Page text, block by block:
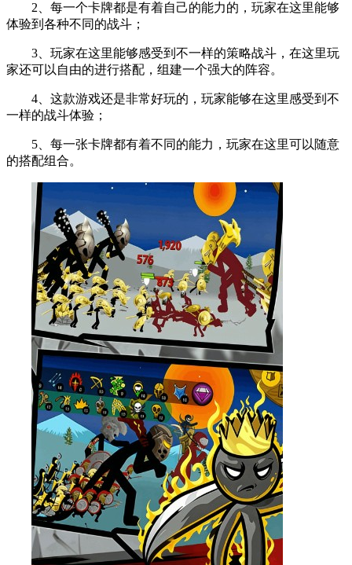
2、每一个卡牌都是有着自己的能力的，玩家在这里能够
体验到各种不同的战斗；
3、玩家在这里能够感受到不一样的策略战斗，在这里玩
家还可以自由的进行搭配，组建一个强大的阵容。
4、这款游戏还是非常好玩的，玩家能够在这里感受到不
一样的战斗体验；
5、每一张卡牌都有着不同的能力，玩家在这里可以随意
的搭配组合。